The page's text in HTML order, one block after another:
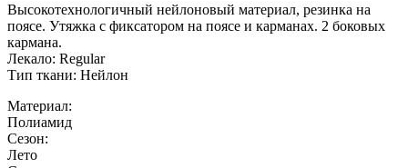
Высокотехнологичный нейлоновый материал, резинка на
поясе. Утяжка с фиксатором на поясе и карманах. 2 боковых
кармана.
Лекало: Regular
Тип ткани: Нейлон
Материал:
Полиамид
Сезон:
Лето